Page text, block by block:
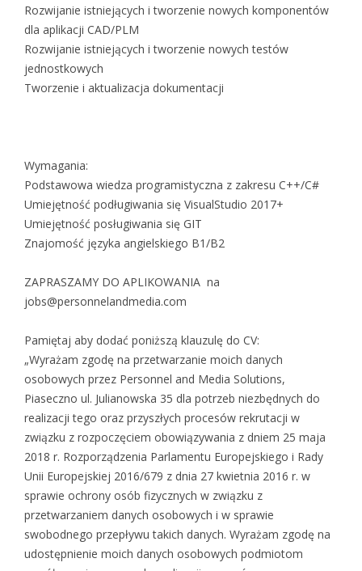
Rozwijanie istniejących i tworzenie nowych komponentów
dla aplikacji CAD/PLM
Rozwijanie istniejących i tworzenie nowych testów
jednostkowych
Tworzenie i aktualizacja dokumentacji
Wymagania:
Podstawowa wiedza programistyczna z zakresu C++/C#
Umiejętność podługiwania się VisualStudio 2017+
Umiejętność posługiwania się GIT
Znajomość języka angielskiego B1/B2
ZAPRASZAMY DO APLIKOWANIA na
jobs@personnelandmedia.com
Pamiętaj aby dodać poniższą klauzulę do CV:
„Wyrażam zgodę na przetwarzanie moich danych
osobowych przez Personnel and Media Solutions,
Piaseczno ul. Julianowska 35 dla potrzeb niezbędnych do
realizacji tego oraz przyszłych procesów rekrutacji w
związku z rozpoczęciem obowiązywania z dniem 25 maja
2018 r. Rozporządzenia Parlamentu Europejskiego i Rady
Unii Europejskiej 2016/679 z dnia 27 kwietnia 2016 r. w
sprawie ochrony osób fizycznych w związku z
przetwarzaniem danych osobowych i w sprawie
swobodnego przepływu takich danych. Wyrażam zgodę na
udostępnienie moich danych osobowych podmiotom